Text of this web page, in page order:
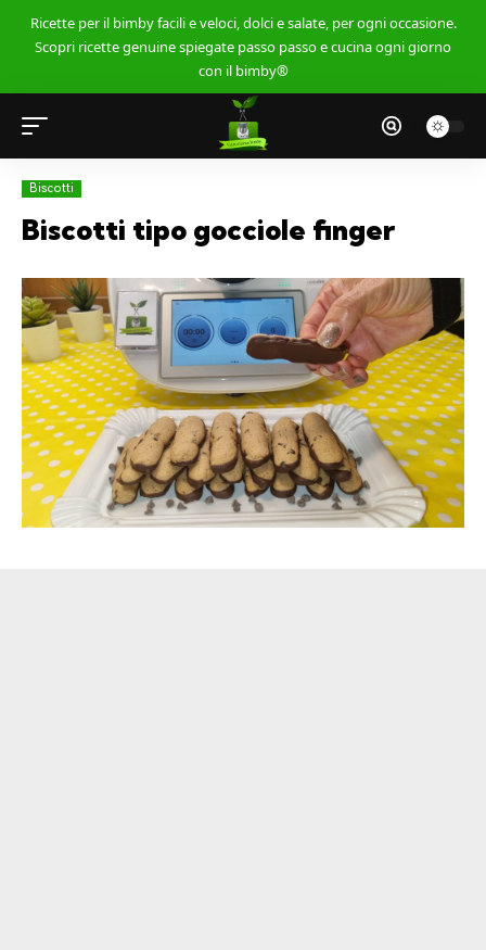
Ricette per il bimby facili e veloci, dolci e salate, per ogni occasione.
Scopri ricette genuine spiegate passo passo e cucina ogni giorno
con il bimby®
Biscotti
Biscotti tipo gocciole finger